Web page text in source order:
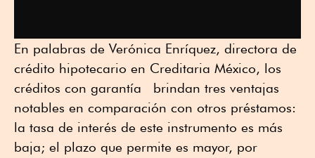
En palabras de Verónica Enríquez, directora de
crédito hipotecario en Creditaria México, los
créditos con garantía brindan tres ventajas
notables en comparación con otros préstamos:
la tasa de interés de este instrumento es más
baja; el plazo que permite es mayor, por